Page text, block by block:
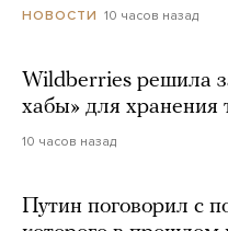
НОВОСТИ 10 часов назад
Wildberries решила
хабы» для хранения
10 часов назад
Путин поговорил с